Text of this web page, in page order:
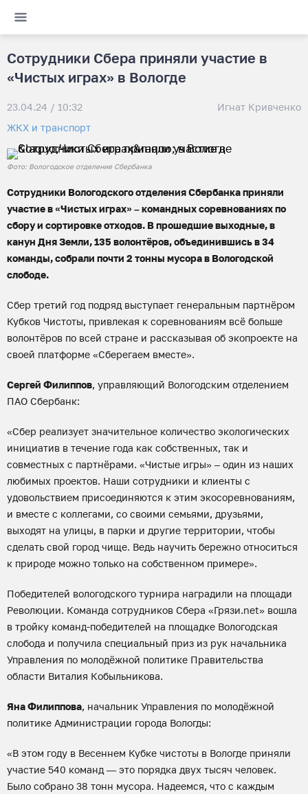
Сотрудники Сбера приняли участие в
«Чистых играх» в Вологде
23.04.24 / 10:32
Игнат Кривченко
ЖКХ и транспорт
Фото: Вологодское отделение Сбербанка
Сотрудники Вологодского отделения Сбербанка приняли
участие в «Чистых играх» – командных соревнованиях по
сбору и сортировке отходов. В прошедшие выходные, в
канун Дня Земли, 135 волонтёров, объединившись в 34
команды, собрали почти 2 тонны мусора в Вологодской
слободе.
Сбер третий год подряд выступает генеральным партнёром
Кубков Чистоты, привлекая к соревнованиям всё больше
волонтёров по всей стране и рассказывая об экопроекте на
своей платформе «Сберегаем вместе».
Сергей Филиппов, управляющий Вологодским отделением
ПАО Сбербанк:
«Сбер реализует значительное количество экологических
инициатив в течение года как собственных, так и
совместных с партнёрами. «Чистые игры» – один из наших
любимых проектов. Наши сотрудники и клиенты с
удовольствием присоединяются к этим экосоревнованиям,
и вместе с коллегами, со своими семьями, друзьями,
выходят на улицы, в парки и другие территории, чтобы
сделать свой город чище. Ведь научить бережно относиться
к природе можно только на собственном примере».
Победителей вологодского турнира наградили на площади
Революции. Команда сотрудников Сбера «Грязи.net» вошла
в тройку команд-победителей на площадке Вологодская
слобода и получила специальный приз из рук начальника
Управления по молодёжной политике Правительства
области Виталия Кобыльникова.
Яна Филиппова, начальник Управления по молодёжной
политике Администрации города Вологды:
«В этом году в Весеннем Кубке чистоты в Вологде приняли
участие 540 команд — это порядка двух тысяч человек.
Было собрано 38 тонн мусора. Надеемся, что с каждым